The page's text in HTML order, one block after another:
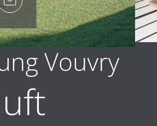
Vouvry